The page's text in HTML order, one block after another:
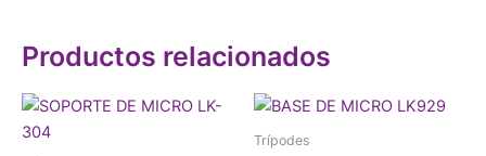
Productos relacionados
Trípodes